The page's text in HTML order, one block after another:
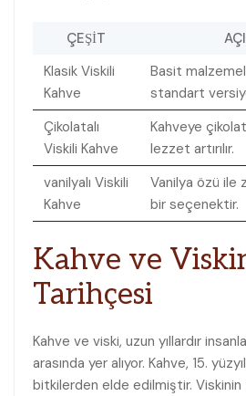
ÇEŞIT
Klasik Viskili
Kahve
Basit
standart
Çikolatalı
‍Viskili Kahve
Kahveye
lezzet artırılır.
vanilyalı Viskili
Kahve
Vanilya özü ile⁣
bir seçenektir.
Kahve ve
Tarihçesi
Kahve ve viski, uzun yıllardır
arasında yer alıyor. Kahve, 15.
bitkilerden elde ‍edilmiştir.